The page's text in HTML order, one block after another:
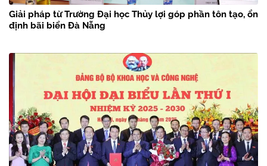
Giải pháp từ Trường Đại học Thủy lợi góp phần tôn tạo, ổn
định bãi biển Đà Nẵng